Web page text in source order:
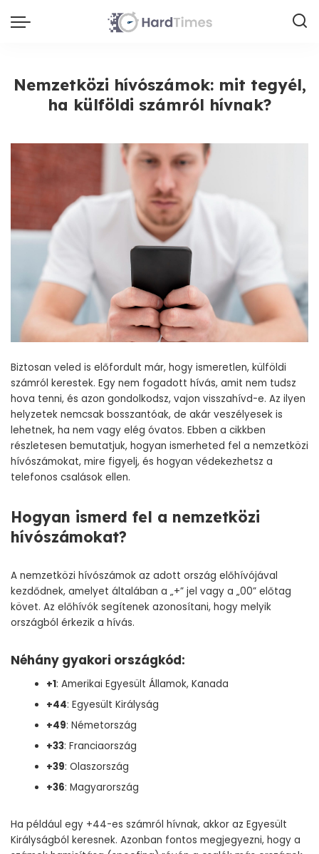
Nemzetközi hívószámok: mit tegyél,
ha külföldi számról hívnak?
Biztosan veled is előfordult már, hogy ismeretlen, külföldi
számról kerestek. Egy nem fogadott hívás, amit nem tudsz
hova tenni, és azon gondolkodsz, vajon visszahívd-e. Az ilyen
helyzetek nemcsak bosszantóak, de akár veszélyesek is
lehetnek, ha nem vagy elég óvatos. Ebben a cikkben
részletesen bemutatjuk, hogyan ismerheted fel a nemzetközi
hívószámokat, mire figyelj, és hogyan védekezhetsz a
telefonos csalások ellen.
Hogyan ismerd fel a nemzetközi
hívószámokat?
A nemzetközi hívószámok az adott ország előhívójával
kezdődnek, amelyet általában a „+” jel vagy a „00” előtag
követ. Az előhívók segítenek azonosítani, hogy melyik
országból érkezik a hívás.
Néhány gyakori országkód:
+1: Amerikai Egyesült Államok, Kanada
+44: Egyesült Királyság
+49: Németország
+33: Franciaország
+39: Olaszország
+36: Magyarország
Ha például egy +44-es számról hívnak, akkor az Egyesült
Királyságból keresnek. Azonban fontos megjegyezni, hogy a